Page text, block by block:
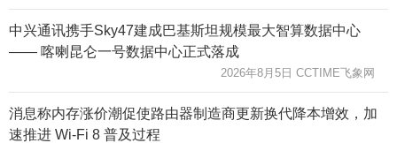
中兴通讯携手Sky47建成巴基斯坦规模最大智算数据中心
—— 喀喇昆仑一号数据中心正式落成
2026年8月5日 CCTIME飞象网
消息称内存涨价潮促使路由器制造商更新换代降本增效，加
速推进 Wi-Fi 8 普及过程